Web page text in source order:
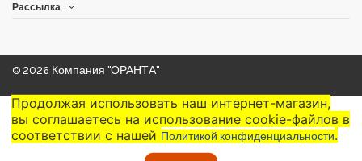
Рассылка
© 2026 Компания "ОРАНТА"
Продолжая использовать наш интернет-магазин,
вы соглашаетесь на использование cookie-файлов в
соответствии с нашей Политикой конфиденциальности.